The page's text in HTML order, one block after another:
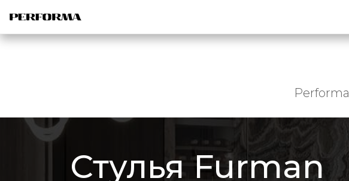
Performa
Стулья Furman